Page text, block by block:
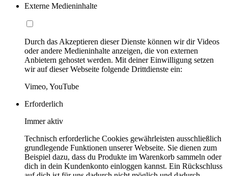
Externe Medieninhalte
Durch das Akzeptieren dieser Dienste können wir dir Videos
oder andere Medieninhalte anzeigen, die von externen
Anbietern gehostet werden. Mit deiner Einwilligung setzen
wir auf dieser Webseite folgende Drittdienste ein:
Vimeo, YouTube
Erforderlich
Immer aktiv
Technisch erforderliche Cookies gewährleisten ausschließlich
grundlegende Funktionen unserer Webseite. Sie dienen zum
Beispiel dazu, dass du Produkte im Warenkorb sammeln oder
dich in dein Kundenkonto einloggen kannst. Ein Rückschluss